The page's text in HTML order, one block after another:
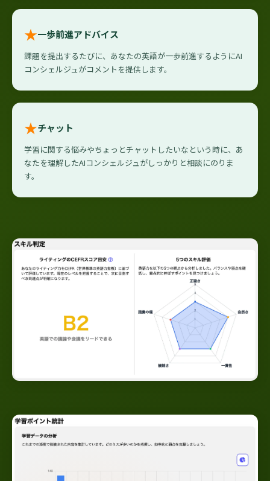
★一歩前進アドバイス
課題を提出するたびに、あなたの英語が一歩前進するようにAI
コンシェルジュがコメントを提供します。
★チャット
学習に関する悩みやちょっとチャットしたいなという時に、あ
なたを理解したAIコンシェルジュがしっかりと相談にのりま
す。